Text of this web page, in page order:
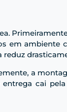
em ambiente
a
cai